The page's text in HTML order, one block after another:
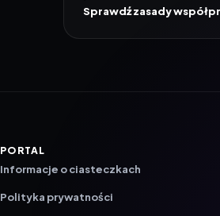
Sprawdź zasady
PORTAL
Informacje o ciasteczkach
Polityka prywatności